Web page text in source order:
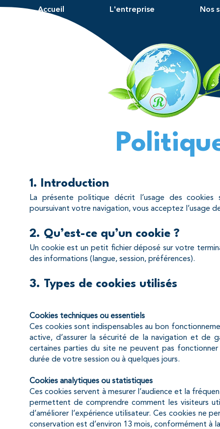
Accueil L'entreprise Nos
1. Introduction
La présente politique décrit l’usage des
poursuivant votre navigation, vous acceptez l’usage
2. Qu’est-ce qu’un cookie ?
Un cookie est un petit fichier déposé sur votre
des informations (langue, session, préférences).
3. Types de cookies utilisés
Cookies techniques ou essentiels
Ces cookies sont indispensables au bon
active, d’assurer la sécurité de la navigation et de
certaines parties du site ne peuvent pas
durée de votre session ou à quelques jours.
Cookies analytiques ou statistiques
Ces cookies servent à mesurer l’audience et la
permettent de comprendre comment les visiteurs
d’améliorer l’expérience utilisateur. Ces cookies ne
conservation est d’environ 13 mois, conformément à